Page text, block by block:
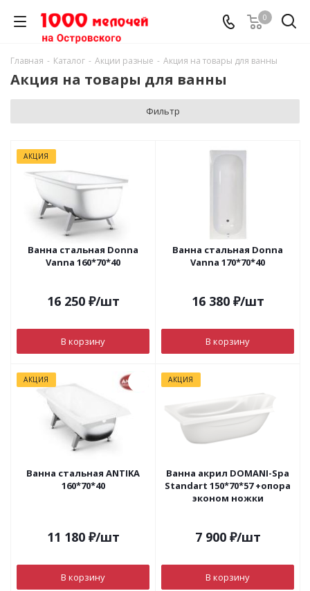
0
Главная - Каталог - Акции разные - Акция на товары для ванны
Акция на товары для ванны
Фильтр
АКЦИЯ
Ванна стальная Donna
Vanna 160*70*40
16 250₽/шт
В корзину
Ванна стальная Donna
Vanna 170*70*40
16 380₽/шт
В корзину
АКЦИЯ
Ванна стальная ANTIKA
160*70*40
11 180₽/шт
В корзину
АКЦИЯ
Ванна акрил DOMANI-Spa
Standart 150*70*57 +опора
эконом ножки
7 900₽/шт
В корзину